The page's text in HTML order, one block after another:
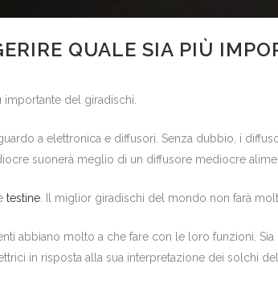
QUALE SIA PIÙ
importante del giradischi.
a elettronica e diffusori. Senza dubbio, i
suonerà meglio di un diffusore mediocre
testine. Il miglior giradischi del mondo non farà
abbiano molto a che fare con le loro funzioni.
in risposta alla sua interpretazione dei solchi